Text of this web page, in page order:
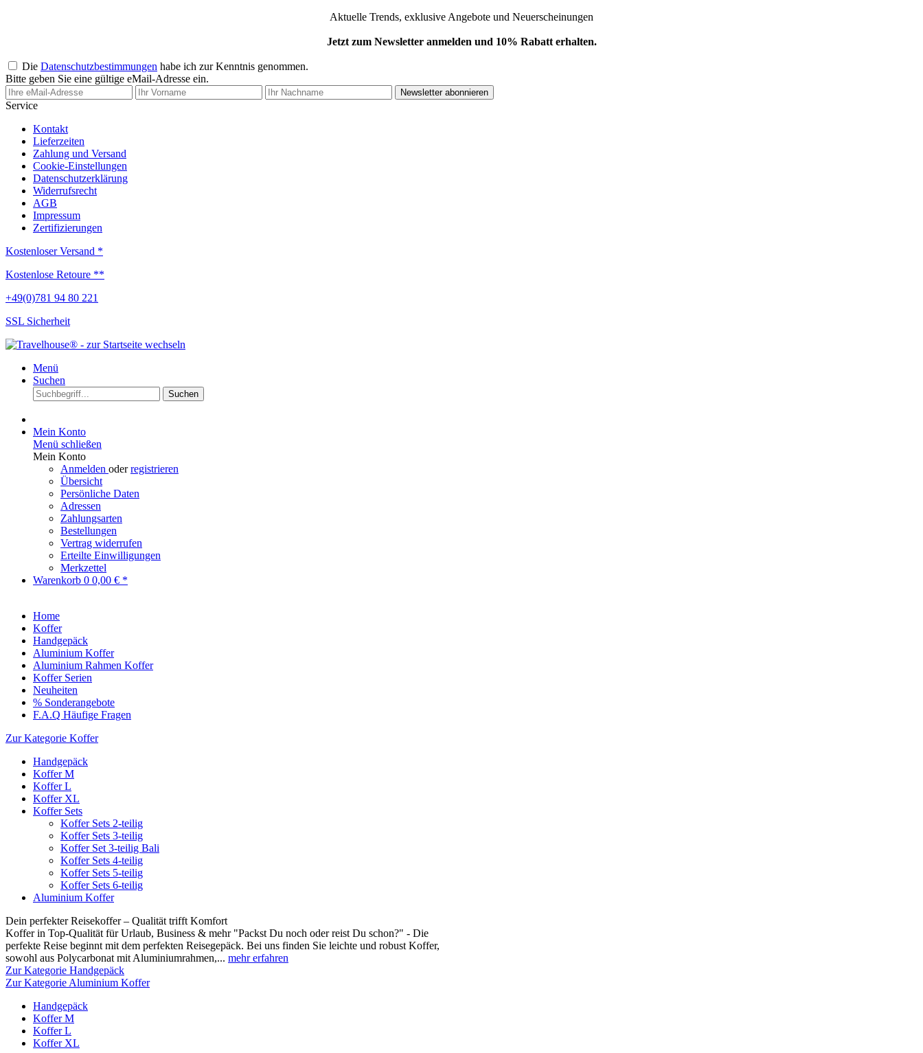
Aktuelle Trends, exklusive Angebote und Neuerscheinungen
Jetzt zum Newsletter anmelden und 10% Rabatt erhalten.
Die Datenschutzbestimmungen habe ich zur Kenntnis genommen.
Bitte geben Sie eine gültige eMail-Adresse ein.
Newsletter abonnieren
Service
Kontakt
Lieferzeiten
Zahlung und Versand
Cookie-Einstellungen
Datenschutzerklärung
Widerrufsrecht
AGB
Impressum
Zertifizierungen
Kostenloser Versand *
Kostenlose Retoure **
+49(0)781 94 80 221
SSL Sicherheit
Menü
Suchen
Suchen
Mein Konto
Menü schließen
Mein Konto
Anmelden oderregistrieren
Übersicht
Persönliche Daten
Adressen
Zahlungsarten
Bestellungen
Vertrag widerrufen
Erteilte Einwilligungen
Merkzettel
Warenkorb 0 0,00 € *
Home
Koffer
Handgepäck
Aluminium Koffer
Aluminium Rahmen Koffer
Koffer Serien
Neuheiten
% Sonderangebote
F.A.Q Häufige Fragen
Zur Kategorie Koffer
Handgepäck
Koffer M
Koffer L
Koffer XL
Koffer Sets
Koffer Sets 2-teilig
Koffer Sets 3-teilig
Koffer Set 3-teilig Bali
Koffer Sets 4-teilig
Koffer Sets 5-teilig
Koffer Sets 6-teilig
Aluminium Koffer
Dein perfekter Reisekoffer – Qualität trifft Komfort
Koffer in Top-Qualität für Urlaub, Business & mehr "Packst Du noch oder reist Du schon?" - Die
perfekte Reise beginnt mit dem perfekten Reisegepäck. Bei uns finden Sie leichte und robust Koffer,
sowohl aus Polycarbonat mit Aluminiumrahmen,... mehr erfahren
Zur Kategorie Handgepäck
Zur Kategorie Aluminium Koffer
Handgepäck
Koffer M
Koffer L
Koffer XL